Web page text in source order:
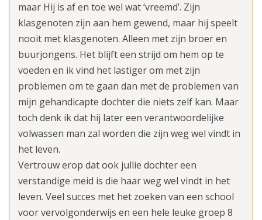
maar Hij is af en toe wel wat ‘vreemd’. Zijn
klasgenoten zijn aan hem gewend, maar hij speelt
nooit met klasgenoten. Alleen met zijn broer en
buurjongens. Het blijft een strijd om hem op te
voeden en ik vind het lastiger om met zijn
problemen om te gaan dan met de problemen van
mijn gehandicapte dochter die niets zelf kan. Maar
toch denk ik dat hij later een verantwoordelijke
volwassen man zal worden die zijn weg wel vindt in
het leven.
Vertrouw erop dat ook jullie dochter een
verstandige meid is die haar weg wel vindt in het
leven. Veel succes met het zoeken van een school
voor vervolgonderwijs en een hele leuke groep 8